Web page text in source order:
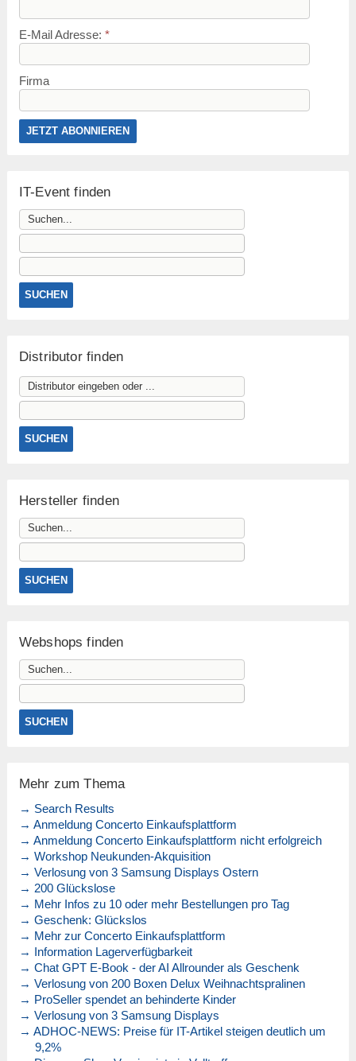
E-Mail Adresse: *
Firma
IT-Event finden
Distributor finden
Hersteller finden
Webshops finden
Mehr zum Thema
→ Search Results
→ Anmeldung Concerto Einkaufsplattform
→ Anmeldung Concerto Einkaufsplattform nicht erfolgreich
→ Workshop Neukunden-Akquisition
→ Verlosung von 3 Samsung Displays Ostern
→ 200 Glückslose
→ Mehr Infos zu 10 oder mehr Bestellungen pro Tag
→ Geschenk: Glückslos
→ Mehr zur Concerto Einkaufsplattform
→ Information Lagerverfügbarkeit
→ Chat GPT E-Book - der AI Allrounder als Geschenk
→ Verlosung von 200 Boxen Delux Weihnachtspralinen
→ ProSeller spendet an behinderte Kinder
→ Verlosung von 3 Samsung Displays
→ ADHOC-NEWS: Preise für IT-Artikel steigen deutlich um
9,2%